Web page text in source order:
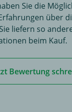
Sie die
über
liefern so
beim Kauf.
Bewertung